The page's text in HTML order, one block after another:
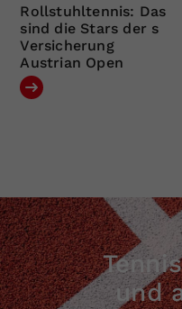
Rollstuhltennis: Das
sind die Stars der s
Versicherung
Austrian Open
und